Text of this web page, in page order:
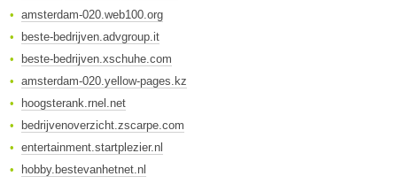
amsterdam-020.web100.org
beste-bedrijven.advgroup.it
beste-bedrijven.xschuhe.com
amsterdam-020.yellow-pages.kz
hoogsterank.rnel.net
bedrijvenoverzicht.zscarpe.com
entertainment.startplezier.nl
hobby.bestevanhetnet.nl